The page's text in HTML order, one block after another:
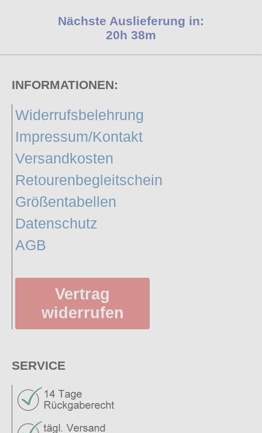
Nächste Auslieferung in:
20h 38m
INFORMATIONEN:
Widerrufsbelehrung
Impressum/Kontakt
Versandkosten
Retourenbegleitschein
Größentabellen
Datenschutz
AGB
Vertrag
widerrufen
SERVICE